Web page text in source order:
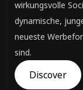
wirkungsvolle
dynamische,
neueste
sind.
Discover